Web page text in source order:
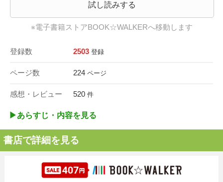
試し読みする
※電子書籍ストアBOOK☆WALKERへ移動します
登録数 2503 登録
ページ数 224 ページ
感想・レビュー 520 件
▶︎あらすじ・内容を見る
書店で詳細を見る